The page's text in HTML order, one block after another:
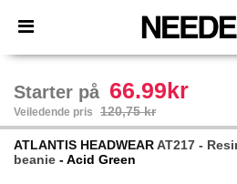
× Needen-app
Bedre priser i appen!
Starter på 66.99kr
Veiledende pris 120,75 kr
ATLANTIS HEADWEARAT217 -
beanie - Acid Green